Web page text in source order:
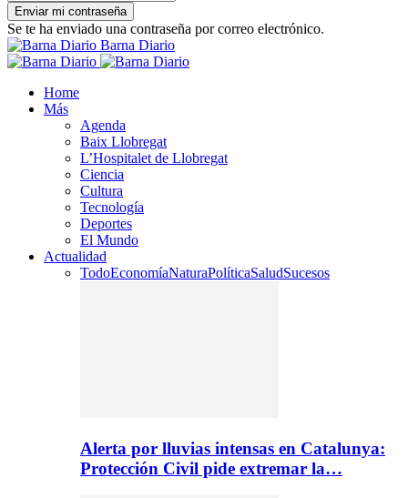
Se te ha enviado una contraseña por correo electrónico.
Barna Diario
Home
Más
Agenda
Baix Llobregat
L’Hospitalet de Llobregat
Ciencia
Cultura
Tecnología
Deportes
El Mundo
Actualidad
TodoEconomíaNaturaPolíticaSaludSucesos
Alerta por lluvias intensas en Catalunya:
Protección Civil pide extremar la…